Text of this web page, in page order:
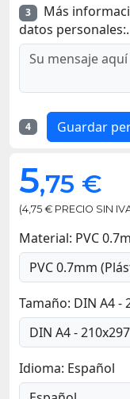
3
Más
datos personales:.
4 Guardar
5,75 €
(4,75 € PRECIO SIN
Material: PVC
Tamaño: DIN A4 -
Idioma: Español